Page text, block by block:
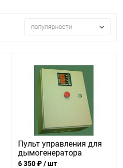
популярности
Пульт управления для
дымогенератора
6 350 ₽/ шт